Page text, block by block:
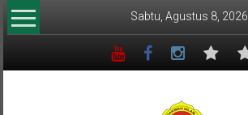
Lompat
ke
Sabtu, Agustus 8, 2026